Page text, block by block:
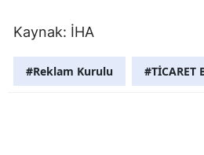
Kaynak: İHA
#Reklam Kurulu #TİCARET